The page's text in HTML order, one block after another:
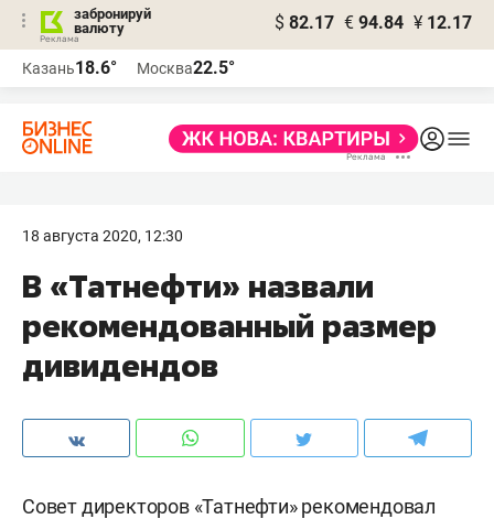
забронируй
валюту
$ 82.17 € 94.84 ¥ 12.17
Казань18.6° Москва22.5°
18 августа 2020, 12:30
В «Татнефти» назвали
рекомендованный размер
дивидендов
Совет директоров «Татнефти» рекомендовал